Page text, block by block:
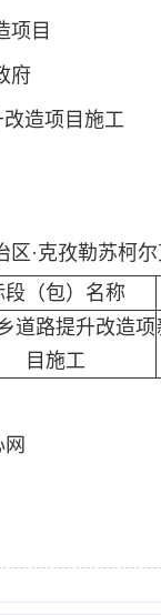
项目
府
造项目施工
·克孜勒苏柯
段（包）名称
道路提升改造项
目施工